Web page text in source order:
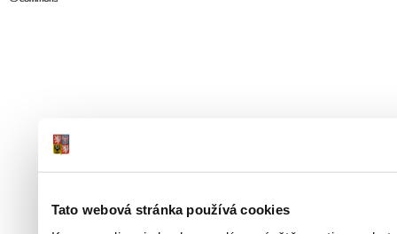
Tato webová stránka používá cookies